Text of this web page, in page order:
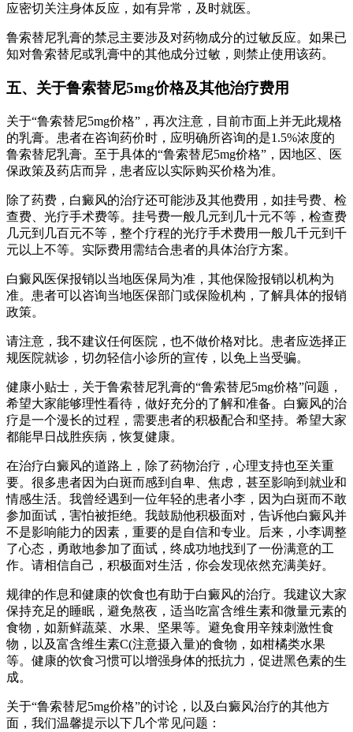
应密切关注身体反应，如有异常，及时就医。
鲁索替尼乳膏的禁忌主要涉及对药物成分的过敏反应。如果已
知对鲁索替尼或乳膏中的其他成分过敏，则禁止使用该药。
五、关于鲁索替尼5mg价格及其他治疗费用
关于“鲁索替尼5mg价格”，再次注意，目前市面上并无此规格
的乳膏。患者在咨询药价时，应明确所咨询的是1.5%浓度的
鲁索替尼乳膏。至于具体的“鲁索替尼5mg价格”，因地区、医
保政策及药店而异，患者应以实际购买价格为准。
除了药费，白癜风的治疗还可能涉及其他费用，如挂号费、检
查费、光疗手术费等。挂号费一般几元到几十元不等，检查费
几元到几百元不等，整个疗程的光疗手术费用一般几千元到千
元以上不等。实际费用需结合患者的具体治疗方案。
白癜风医保报销以当地医保局为准，其他保险报销以机构为
准。患者可以咨询当地医保部门或保险机构，了解具体的报销
政策。
请注意，我不建议任何医院，也不做价格对比。患者应选择正
规医院就诊，切勿轻信小诊所的宣传，以免上当受骗。
健康小贴士，关于鲁索替尼乳膏的“鲁索替尼5mg价格”问题，
希望大家能够理性看待，做好充分的了解和准备。白癜风的治
疗是一个漫长的过程，需要患者的积极配合和坚持。希望大家
都能早日战胜疾病，恢复健康。
在治疗白癜风的道路上，除了药物治疗，心理支持也至关重
要。很多患者因为白斑而感到自卑、焦虑，甚至影响到就业和
情感生活。我曾经遇到一位年轻的患者小李，因为白斑而不敢
参加面试，害怕被拒绝。我鼓励他积极面对，告诉他白癜风并
不是影响能力的因素，重要的是自信和专业。后来，小李调整
了心态，勇敢地参加了面试，终成功地找到了一份满意的工
作。请相信自己，积极面对生活，你会发现依然充满美好。
规律的作息和健康的饮食也有助于白癜风的治疗。我建议大家
保持充足的睡眠，避免熬夜，适当吃富含维生素和微量元素的
食物，如新鲜蔬菜、水果、坚果等。避免食用辛辣刺激性食
物，以及富含维生素C(注意摄入量)的食物，如柑橘类水果
等。健康的饮食习惯可以增强身体的抵抗力，促进黑色素的生
成。
关于“鲁索替尼5mg价格”的讨论，以及白癜风治疗的其他方
面，我们温馨提示以下几个常见问题：